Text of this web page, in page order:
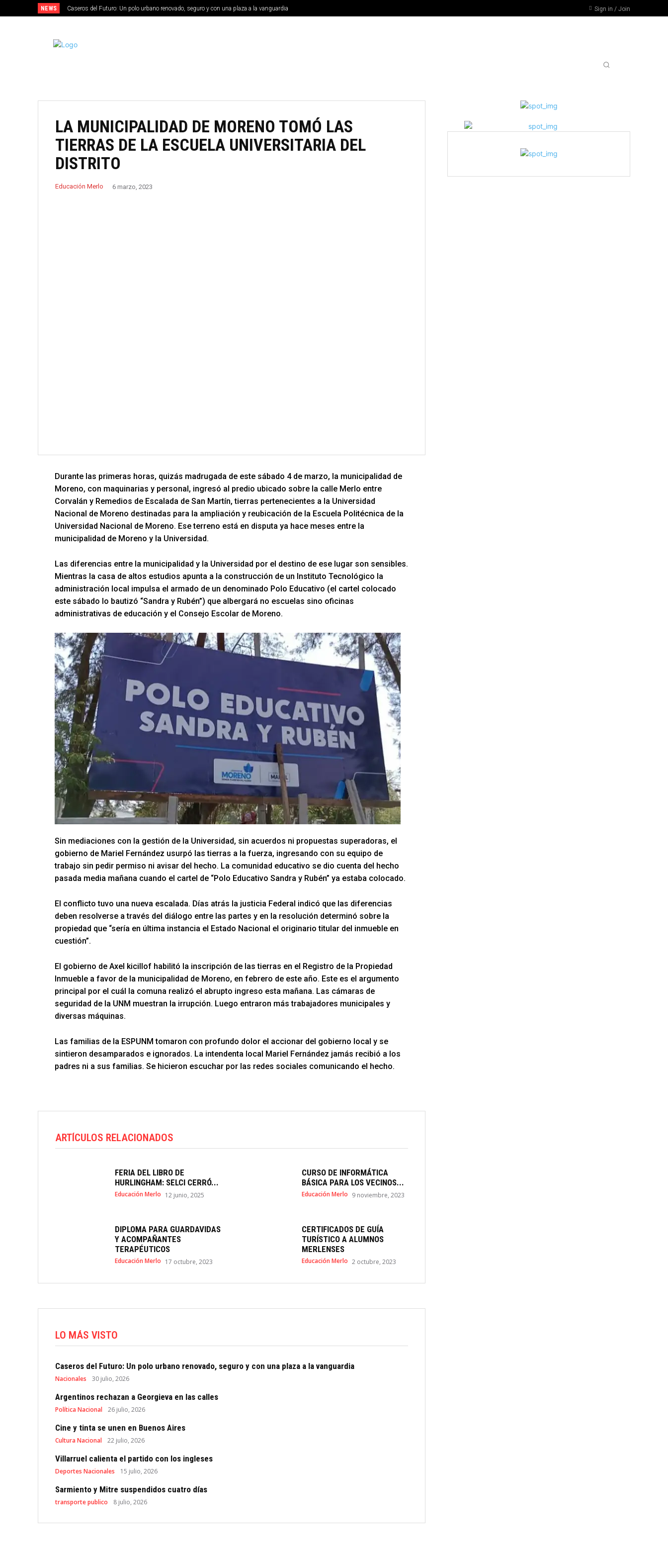
NEWS Caseros del Futuro: Un polo urbano renovado, seguro y con una plaza a la vanguardia Sign in / Join
LA MUNICIPALIDAD DE MORENO TOMÓ LAS
TIERRAS DE LA ESCUELA UNIVERSITARIA DEL
DISTRITO
Educación Merlo 6 marzo, 2023
Durante las primeras horas, quizás madrugada de este sábado 4 de marzo, la municipalidad de
Moreno, con maquinarias y personal, ingresó al predio ubicado sobre la calle Merlo entre
Corvalán y Remedios de Escalada de San Martín, tierras pertenecientes a la Universidad
Nacional de Moreno destinadas para la ampliación y reubicación de la Escuela Politécnica de la
Universidad Nacional de Moreno. Ese terreno está en disputa ya hace meses entre la
municipalidad de Moreno y la Universidad.
Las diferencias entre la municipalidad y la Universidad por el destino de ese lugar son sensibles.
Mientras la casa de altos estudios apunta a la construcción de un Instituto Tecnológico la
administración local impulsa el armado de un denominado Polo Educativo (el cartel colocado
este sábado lo bautizó “Sandra y Rubén”) que albergará no escuelas sino oficinas
administrativas de educación y el Consejo Escolar de Moreno.
Sin mediaciones con la gestión de la Universidad, sin acuerdos ni propuestas superadoras, el
gobierno de Mariel Fernández usurpó las tierras a la fuerza, ingresando con su equipo de
trabajo sin pedir permiso ni avisar del hecho. La comunidad educativo se dio cuenta del hecho
pasada media mañana cuando el cartel de “Polo Educativo Sandra y Rubén” ya estaba colocado.
El conflicto tuvo una nueva escalada. Días atrás la justicia Federal indicó que las diferencias
deben resolverse a través del diálogo entre las partes y en la resolución determinó sobre la
propiedad que “sería en última instancia el Estado Nacional el originario titular del inmueble en
cuestión”.
El gobierno de Axel kicillof habilitó la inscripción de las tierras en el Registro de la Propiedad
Inmueble a favor de la municipalidad de Moreno, en febrero de este año. Este es el argumento
principal por el cuál la comuna realizó el abrupto ingreso esta mañana. Las cámaras de
seguridad de la UNM muestran la irrupción. Luego entraron más trabajadores municipales y
diversas máquinas.
Las familias de la ESPUNM tomaron con profundo dolor el accionar del gobierno local y se
sintieron desamparados e ignorados. La intendenta local Mariel Fernández jamás recibió a los
padres ni a sus familias. Se hicieron escuchar por las redes sociales comunicando el hecho.
ARTÍCULOS RELACIONADOS
FERIA DEL LIBRO DE
HURLINGHAM: SELCI CERRÓ...
Educación Merlo 12 junio, 2025
CURSO DE INFORMÁTICA
BÁSICA PARA LOS VECINOS...
Educación Merlo 9 noviembre, 2023
DIPLOMA PARA GUARDAVIDAS
Y ACOMPAÑANTES
TERAPÉUTICOS
Educación Merlo 17 octubre, 2023
CERTIFICADOS DE GUÍA
TURÍSTICO A ALUMNOS
MERLENSES
Educación Merlo 2 octubre, 2023
LO MÁS VISTO
Caseros del Futuro: Un polo urbano renovado, seguro y con una plaza a la vanguardia
Nacionales 30 julio, 2026
Argentinos rechazan a Georgieva en las calles
Política Nacional 26 julio, 2026
Cine y tinta se unen en Buenos Aires
Cultura Nacional 22 julio, 2026
Villarruel calienta el partido con los ingleses
Deportes Nacionales 15 julio, 2026
Sarmiento y Mitre suspendidos cuatro días
transporte publico 8 julio, 2026